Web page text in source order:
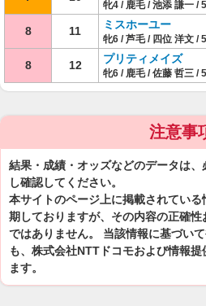
牝4 / 鹿毛 / 池添 謙一 /
8 11 ミスホーユー
牝6 / 芦毛 / 四位 洋文 /
8 12 プリティメイズ
牝6 / 鹿毛 / 佐藤 哲三 /
注意事
結果・成績・オッズなどのデータは
し確認してください。
本サイトのページ上に掲載されてい
期しておりますが、その内容の正確
ではありません。 当該情報に基づい
も、株式会社NTTドコモおよび情報
ます。